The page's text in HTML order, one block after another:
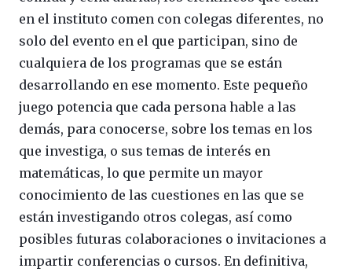
en el instituto comen con colegas diferentes, no
solo del evento en el que participan, sino de
cualquiera de los programas que se están
desarrollando en ese momento. Este pequeño
juego potencia que cada persona hable a las
demás, para conocerse, sobre los temas en los
que investiga, o sus temas de interés en
matemáticas, lo que permite un mayor
conocimiento de las cuestiones en las que se
están investigando otros colegas, así como
posibles futuras colaboraciones o invitaciones a
impartir conferencias o cursos. En definitiva,